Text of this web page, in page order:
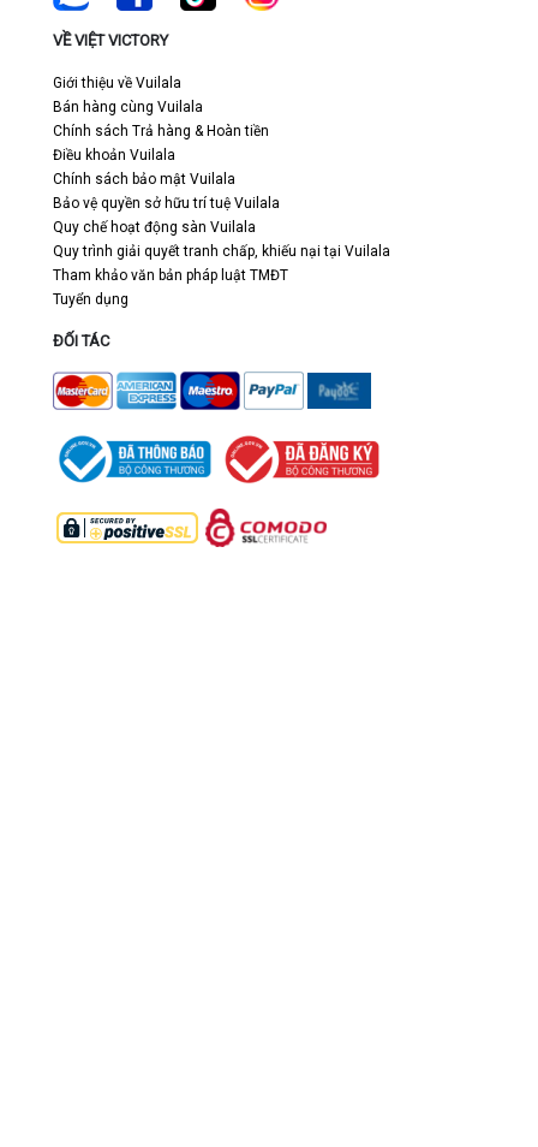
VỀ VIỆT VICTORY
Giới thiệu về Vuilala
Bán hàng cùng Vuilala
Chính sách Trả hàng & Hoàn tiền
Điều khoản Vuilala
Chính sách bảo mật Vuilala
Bảo vệ quyền sở hữu trí tuệ Vuilala
Quy chế hoạt động sàn Vuilala
Quy trình giải quyết tranh chấp, khiếu nại tại Vuilala
Tham khảo văn bản pháp luật TMĐT
Tuyển dụng
ĐỐI TÁC